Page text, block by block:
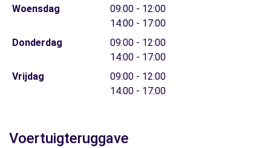
Woensdag
09:00 - 12:00
14:00 - 17:00
Donderdag
09:00 - 12:00
14:00 - 17:00
Vrijdag
09:00 - 12:00
14:00 - 17:00
Voertuigteruggave